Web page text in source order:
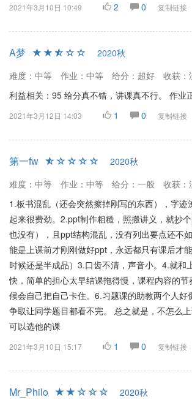
2021年3月10日 10:49 2 0 复制链接
A梦
2020秋
难度：中等
作业：中等 给分：超好
收获：
利益相关：95 给分真不错，讲课真不行。 作业
2021年3月12日 14:03 1 0 复制链接
第一fw
2020秋
难度：中等
作业：中等 给分：一般
收获：
1.板书混乱（还会突然擦掉刚写的东西），字迹
起来很费劲。2.ppt制作粗糙，照搬讲义，就抄
也没有），且ppt结构混乱，没有列出要点还不
能是上课前才刚刚做好ppt，永远都只有课后才
时候还是半成品）3.口齿不清，声音小。4.就和
快，简单的担心太早结课拖得慢，课程内容的
候会自己把自己卡住。6.习题课的助教两个人好
争取让同学题目都看不完。 总之就是，不怎么
可以选他的课
2021年3月10日 15:17 1 0 复制链接
Mr_Philo
2020秋